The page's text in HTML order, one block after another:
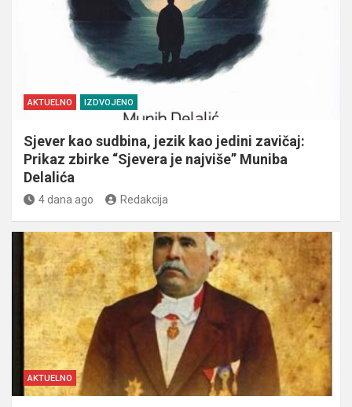
AKTUELNO IZDVOJENO
Sjever kao sudbina, jezik kao jedini zavičaj:
Prikaz zbirke “Sjevera je najviše” Muniba
Delalića
4 dana ago Redakcija
AKTUELNO